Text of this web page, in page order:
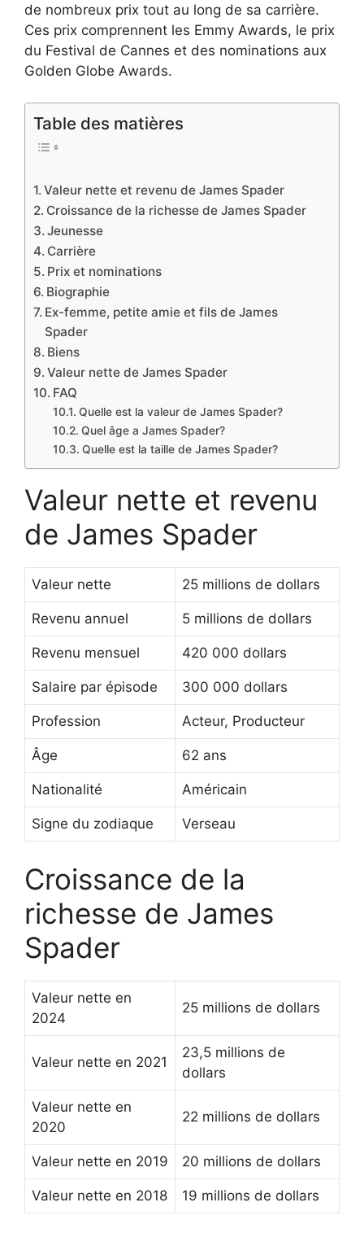
de nombreux prix tout au long de sa carrière.
Ces prix comprennent les Emmy Awards, le prix
du Festival de Cannes et des nominations aux
Golden Globe Awards.
Table des matières
Valeur nette et revenu de James Spader
Croissance de la richesse de James Spader
Jeunesse
Carrière
Prix et nominations
Biographie
Ex-femme, petite amie et fils de James
Spader
Biens
Valeur nette de James Spader
FAQ
Quelle est la valeur de James Spader?
Quel âge a James Spader?
Quelle est la taille de James Spader?
Valeur nette et revenu
de James Spader
Valeur nette 25 millions de dollars
Revenu annuel 5 millions de dollars
Revenu mensuel 420 000 dollars
Salaire par épisode 300 000 dollars
Profession Acteur, Producteur
Âge 62 ans
Nationalité Américain
Signe du zodiaque Verseau
Croissance de la
richesse de James
Spader
Valeur nette en
2024
25 millions de dollars
Valeur nette en 2021
23,5 millions de
dollars
Valeur nette en
2020
22 millions de dollars
Valeur nette en 2019 20 millions de dollars
Valeur nette en 2018 19 millions de dollars